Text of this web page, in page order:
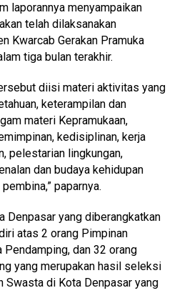
laporannya menyampaikan
telah dilaksanakan
Kwarcab Gerakan Pramuka
tiga bulan terakhir.
diisi materi aktivitas yang
keterampilan dan
materi Kepramukaan,
kedisiplinan, kerja
pelestarian lingkungan,
dan budaya kehidupan
paparnya.
Denpasar yang diberangkatkan
atas 2 orang Pimpinan
Pendamping, dan 32 orang
yang merupakan hasil seleksi
Swasta di Kota Denpasar yang